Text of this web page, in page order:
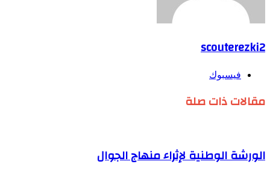
scouterezki2
فيسبوك
مقالات ذات صلة
الورشة الوطنية لإثراء منهاج الجوال